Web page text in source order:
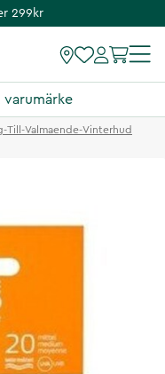
299kr
Till-Valmaende-Vinterhud